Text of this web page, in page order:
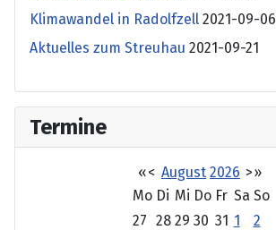
Klimawandel in Radolfzell 2021-09-06
Aktuelles zum Streuhau 2021-09-21
Termine
«< August 2026 >»
Mo Di Mi Do Fr Sa So
27 28 29 30 31 1
2